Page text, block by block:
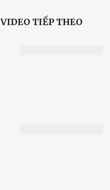
VIDEO TIẾP THEO